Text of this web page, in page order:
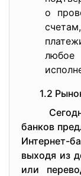
о
1.2
банков
выходя из
или